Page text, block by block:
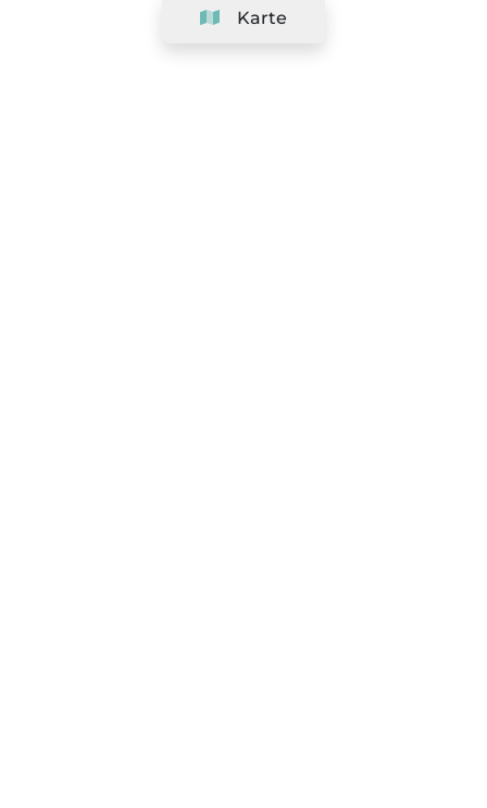
Karte